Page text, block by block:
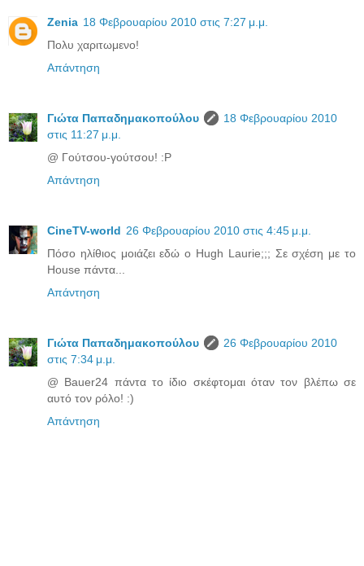
Zenia 18 Φεβρουαρίου 2010 στις 7:27 μ.μ.
Πολυ χαριτωμενο!
Απάντηση
Γιώτα Παπαδημακοπούλου
18 Φεβρουαρίου 2010
στις 11:27 μ.μ.
@ Γούτσου-γούτσου! :P
Απάντηση
CineTV-world 26 Φεβρουαρίου 2010 στις 4:45 μ.μ.
Πόσο ηλίθιος μοιάζει εδώ ο Hugh Laurie;;; Σε σχέση με το
House πάντα...
Απάντηση
Γιώτα Παπαδημακοπούλου
26 Φεβρουαρίου 2010
στις 7:34 μ.μ.
@ Bauer24 πάντα το ίδιο σκέφτομαι όταν τον βλέπω σε
αυτό τον ρόλο! :)
Απάντηση